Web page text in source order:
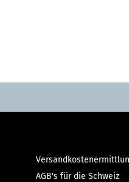
AGB's für die Schweiz